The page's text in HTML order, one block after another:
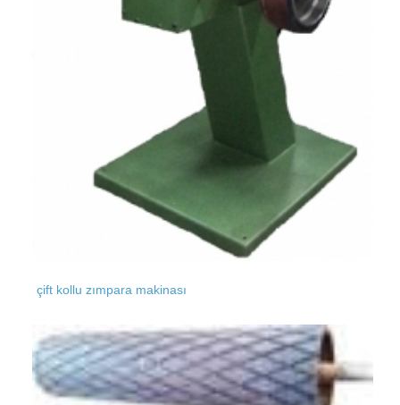
çift kollu zımpara makinası